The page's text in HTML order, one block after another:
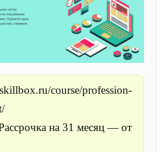
course/profession-
на 31 месяц — от